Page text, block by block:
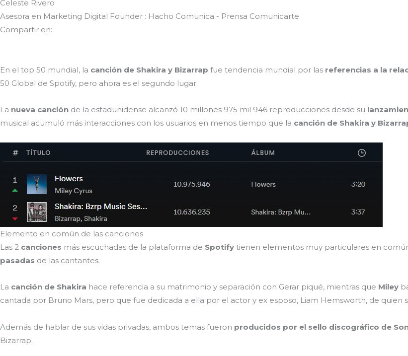
Celeste Rivero
Asesora en Marketing Digital Founder : Hacho Comunica - Prensa Comunicarte
Compartir en:
En el top 50 mundial, la canción de Shakira y Bizarrap fue tendencia mundial por las referencias a la
50 Global de Spotify, pero ahora es el segundo lugar.
La nueva canción de la estadunidense alcanzó 10 millones 975 mil 946 reproducciones desde su
musical acumuló más interacciones con los usuarios en menos tiempo que la canción de Shakira y
Elemento en común de las canciones
Las 2 canciones más escuchadas de la plataforma de Spotify tienen elementos muy particulares en
pasadas de las cantantes.
La canción de Shakira hace referencia a su matrimonio y separación con Gerar piqué, mientras que Miley
cantada por Bruno Mars, pero que fue dedicada a ella por el actor y ex esposo, Liam Hemsworth, de quien
Además de hablar de sus vidas privadas, ambos temas fueron producidos por el sello discográfico de
Bizarrap.